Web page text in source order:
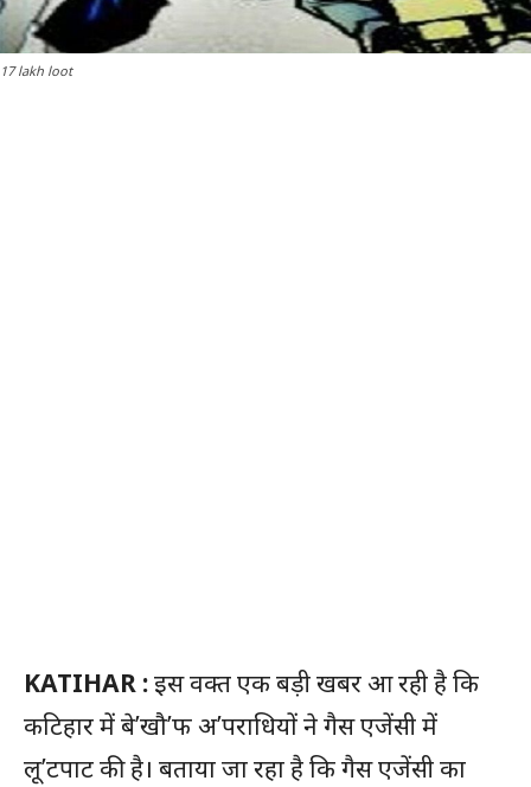
17 lakh loot
KATIHAR :इस वक्त एक बड़ी खबर आ रही है कि
कटिहार में बे’खौ’फ अ’पराधियों ने गैस एजेंसी में
लू’टपाट की है। बताया जा रहा है कि गैस एजेंसी का